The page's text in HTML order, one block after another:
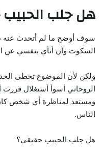
هل جلب
سوف أوضح ما لم أتحدث عنه
السكوت وأن أنأي بنفسي عن
ولكن لأن الموضوع تخطى
الروحاني أسوأ أستغلال
ومستعد لمناظرة أي شخص
الناس.
هل جلب الحبيب حقيقي؟